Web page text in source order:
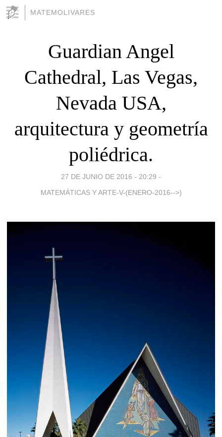
MATEMOLIVARES
Guardian Angel
Cathedral, Las Vegas,
Nevada USA,
arquitectura y geometría
poliédrica.
27 DE JUNIO DE 2016 - 20:29 -
MATEMÁTICAS Y ARTE-V-(ENERO-2016-->)